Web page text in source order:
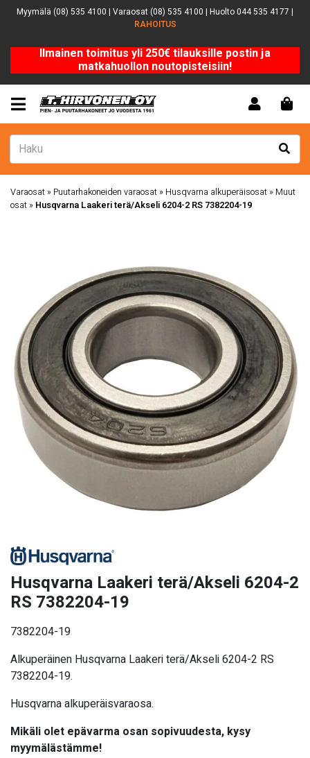
Myymälä (08) 535 4100 | Varaosat (08) 535 4100 | Huolto 044 535 4177 |
RAHOITUS
Ilmainen toimitus yli 250€ tilauksille postin ja
matkahuollon noutopisteisiin!
Varaosat » Puutarhakoneiden varaosat » Husqvarna alkuperäisosat » Muut
osat » Husqvarna Laakeri terä/Akseli 6204-2 RS 7382204-19
Husqvarna Laakeri terä/Akseli 6204-2
RS 7382204-19
7382204-19
Alkuperäinen Husqvarna Laakeri terä/Akseli 6204-2 RS
7382204-19.
Husqvarna alkuperäisvaraosa.
Mikäli olet epävarma osan sopivuudesta, kysy
myymälästämme!